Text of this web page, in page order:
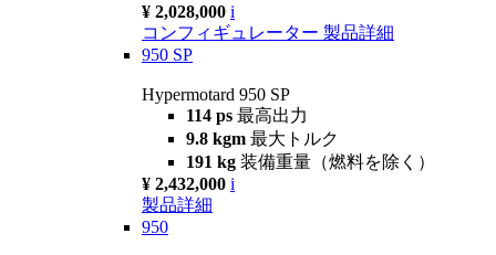
¥ 2,028,000 i
コンフィギュレーター 製品詳細
950 SP
Hypermotard 950 SP
114 ps 最高出力
9.8 kgm 最大トルク
191 kg 装備重量（燃料を除く）
¥ 2,432,000 i
製品詳細
950